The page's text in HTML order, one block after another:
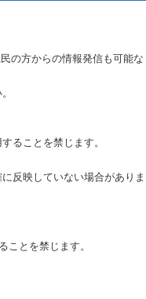
の方からの情報発信も可能な
ることを禁じます。
反映していない場合がありま
ことを禁じます。